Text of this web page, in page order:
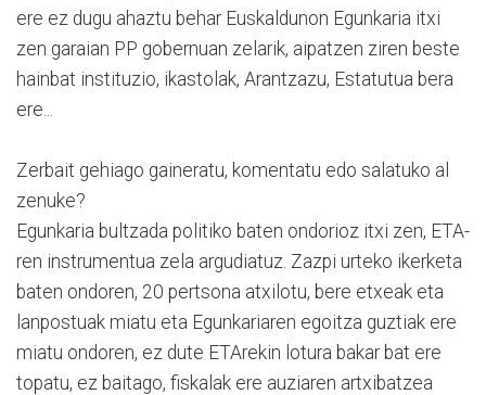
ere ez dugu ahaztu behar Euskaldunon Egunkaria itxi
zen garaian PP gobernuan zelarik, aipatzen ziren beste
hainbat instituzio, ikastolak, Arantzazu, Estatutua bera
ere...
Zerbait gehiago gaineratu, komentatu edo salatuko al
zenuke?
Egunkaria bultzada politiko baten ondorioz itxi zen, ETA-
ren instrumentua zela argudiatuz. Zazpi urteko ikerketa
baten ondoren, 20 pertsona atxilotu, bere etxeak eta
lanpostuak miatu eta Egunkariaren egoitza guztiak ere
miatu ondoren, ez dute ETArekin lotura bakar bat ere
topatu, ez baitago, fiskalak ere auziaren artxibatzea